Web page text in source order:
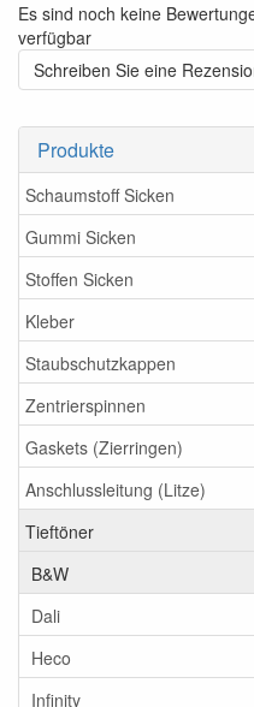
Produkte
Schaumstoff Sicken
Gummi Sicken
Stoffen Sicken
Kleber
Staubschutzkappen
Zentrierspinnen
Gaskets (Zierringen)
Anschlussleitung (Litze)
Tieftöner
B&W
Dali
Heco
Infinity
Es sind noch keine
verfügbar
Schreiben Sie eine